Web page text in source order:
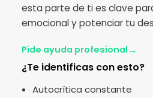
esta parte de ti es clave
emocional y potenciar tu
Pide ayuda profesional →
¿Te identificas con esto?
Autocrítica constante